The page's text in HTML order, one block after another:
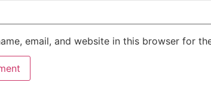
email, and website in this browser for